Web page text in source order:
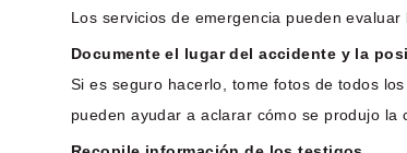
Los servicios de emergencia pueden
Documente el lugar del accidente y la
Si es seguro hacerlo, tome fotos de todos
pueden ayudar a aclarar cómo se produjo la